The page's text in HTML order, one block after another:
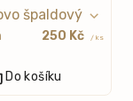
250 Kč / ks
Do košíku